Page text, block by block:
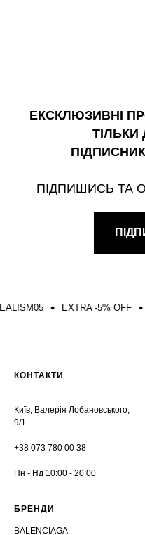
ЕКСКЛЮЗИВНІ
ПІДПИШИСЬ ТА
EXTRA -5% OFF
КОНТАКТИ
Київ, Валерія Лобановського,
9/1
+38 073 780 00 38
Пн - Нд 10:00 - 20:00
БРЕНДИ
BALENCIAGA